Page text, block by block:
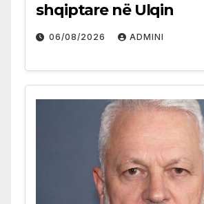
shqiptare në Ulqin
06/08/2026 ADMINI